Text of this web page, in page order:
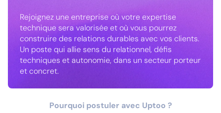
Rejoignez une entreprise où votre expertise
technique sera valorisée et où vous pourrez
construire des relations durables avec vos clients.
Un poste qui allie sens du relationnel, défis
techniques et autonomie, dans un secteur porteur
et concret.
Pourquoi postuler avec Uptoo ?